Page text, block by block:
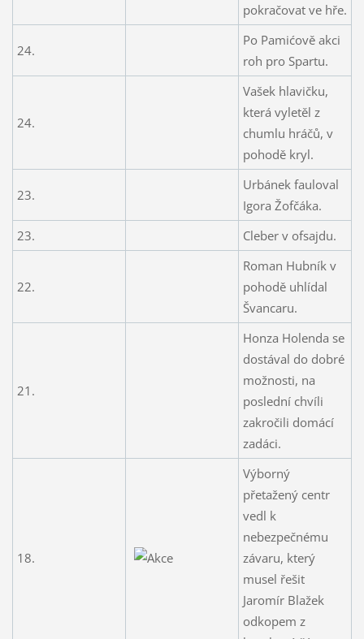
pokračovat ve hře.
24.
Po Pamićově akci
roh pro Spartu.
24.
Vašek hlavičku,
která vyletěl z
chumlu hráčů, v
pohodě kryl.
23.
Urbánek fauloval
Igora Žofčáka.
23.
Cleber v ofsajdu.
22.
Roman Hubník v
pohodě uhlídal
Švancaru.
21.
Honza Holenda se
dostával do dobré
možnosti, na
poslední chvíli
zakročili domácí
zadáci.
18.
Výborný
přetažený centr
vedl k
nebezpečnému
závaru, který
musel řešit
Jaromír Blažek
odkopem z